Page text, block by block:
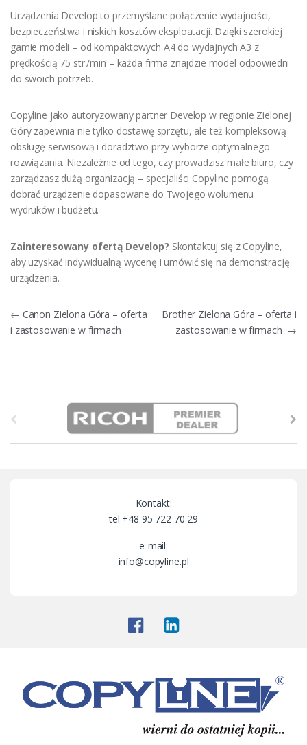
Urządzenia Develop to przemyślane połączenie wydajności,
bezpieczeństwa i niskich kosztów eksploatacji. Dzięki szerokiej
gamie modeli – od kompaktowych A4 do wydajnych A3 z
prędkością 75 str./min – każda firma znajdzie model odpowiedni
do swoich potrzeb.
Copyline jako autoryzowany partner Develop w regionie Zielonej
Góry zapewnia nie tylko dostawę sprzętu, ale też kompleksową
obsługę serwisową i doradztwo przy wyborze optymalnego
rozwiązania. Niezależnie od tego, czy prowadzisz małe biuro, czy
zarządzasz dużą organizacją – specjaliści Copyline pomogą
dobrać urządzenie dopasowane do Twojego wolumenu
wydruków i budżetu.
Zainteresowany ofertą Develop? Skontaktuj się z Copyline,
aby uzyskać indywidualną wycenę i umówić się na demonstrację
urządzenia.
Nawigacja
wpisu
← Canon Zielona Góra – oferta
i zastosowanie w firmach
Brother Zielona Góra – oferta i
zastosowanie w firmach →
Kontakt:
tel +48 95 722 70 29
e-mail:
info@copyline.pl